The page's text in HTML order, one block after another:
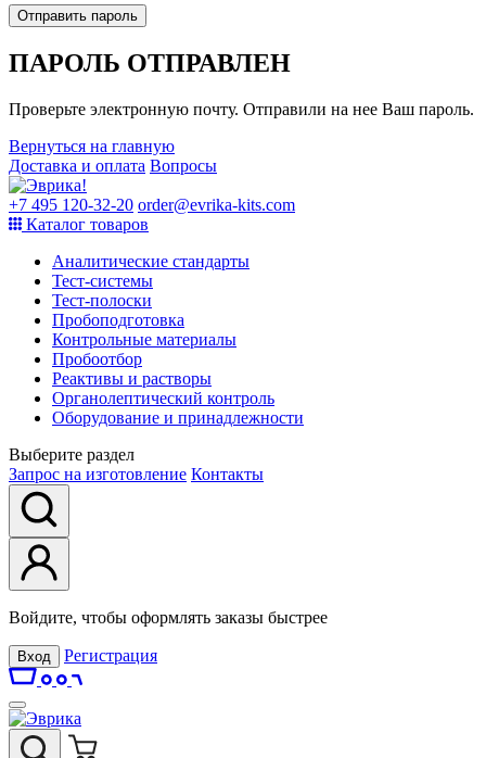
Отправить пароль
ПАРОЛЬ ОТПРАВЛЕН
Проверьте электронную почту. Отправили на нее Ваш пароль.
Вернуться на главную
Доставка и оплата Вопросы
+7 495 120-32-20 order@evrika-kits.com
Каталог товаров
Аналитические стандарты
Тест-системы
Тест-полоски
Пробоподготовка
Контрольные материалы
Пробоотбор
Реактивы и растворы
Органолептический контроль
Оборудование и принадлежности
Выберите раздел
Запрос на изготовление Контакты
Войдите, чтобы оформлять заказы быстрее
Вход Регистрация